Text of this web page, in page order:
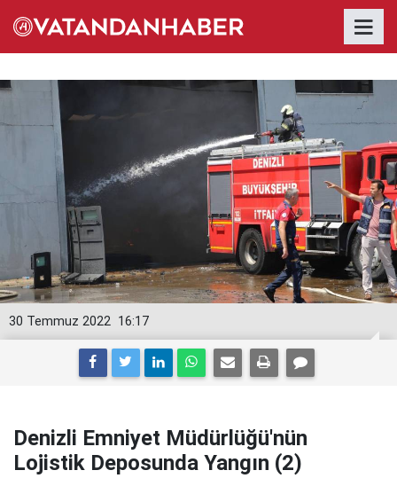
16:17
30 Temmuz 2022
Denizli Emniyet Müdürlüğü'nün
Lojistik Deposunda Yangın (2)